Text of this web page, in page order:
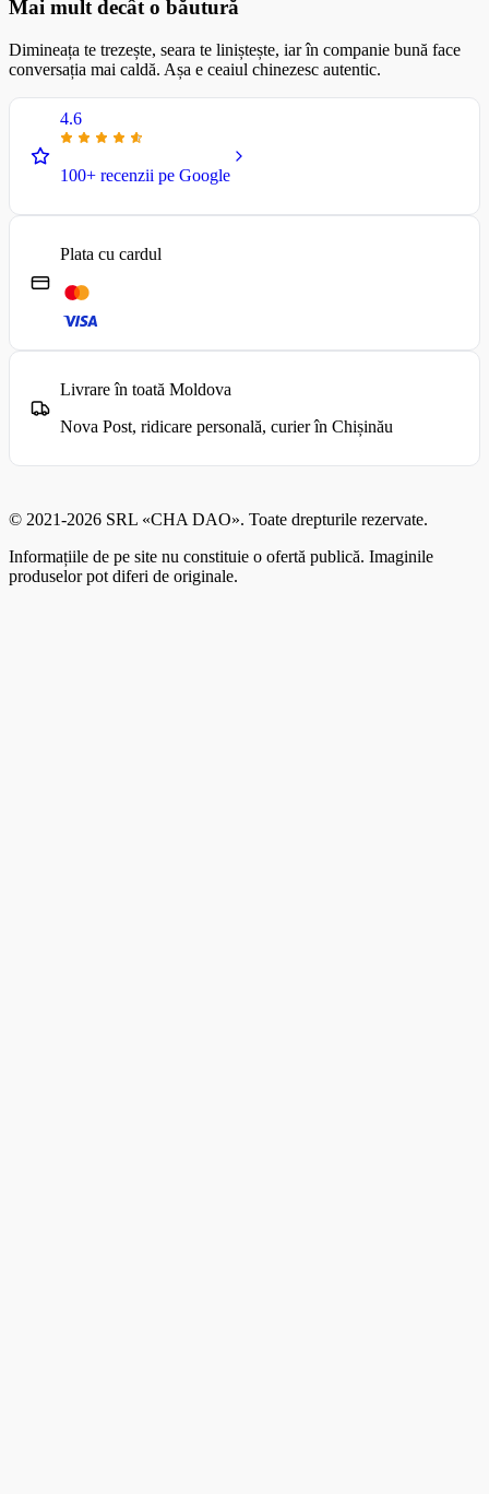
Mai mult decât o băutură
Dimineața te trezește, seara te liniștește, iar în companie bună face
conversația mai caldă. Așa e ceaiul chinezesc autentic.
4.6
100+ recenzii pe Google
Plata cu cardul
Livrare în toată Moldova
Nova Post, ridicare personală, curier în Chișinău
© 2021-2026 SRL «CHA DAO». Toate drepturile rezervate.
Informațiile de pe site nu constituie o ofertă publică. Imaginile
produselor pot diferi de originale.